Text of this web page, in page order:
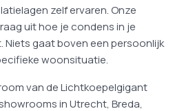
zelf ervaren. Onze
uit hoe je condens in je
gaat boven een persoonlijk
woonsituatie.
van de Lichtkoepelgigant
in Utrecht, Breda,